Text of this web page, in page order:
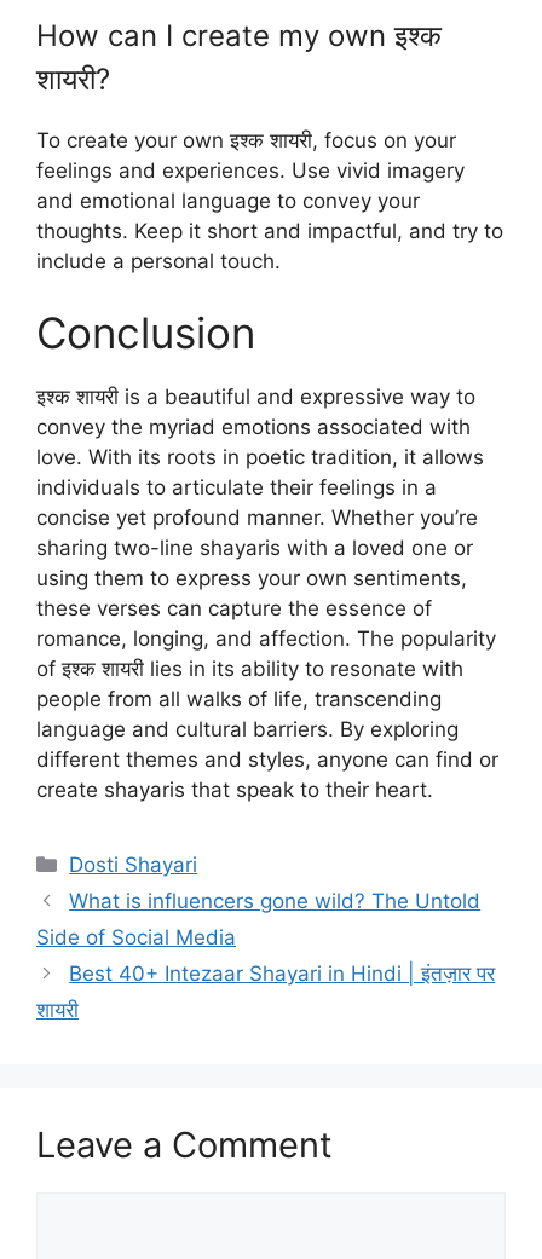
How can I create my own इश्क
शायरी?
To create your own इश्क शायरी, focus on your
feelings and experiences. Use vivid imagery
and emotional language to convey your
thoughts. Keep it short and impactful, and try to
include a personal touch.
Conclusion
इश्क शायरी is a beautiful and expressive way to
convey the myriad emotions associated with
love. With its roots in poetic tradition, it allows
individuals to articulate their feelings in a
concise yet profound manner. Whether you’re
sharing two-line shayaris with a loved one or
using them to express your own sentiments,
these verses can capture the essence of
romance, longing, and affection. The popularity
of इश्क शायरी lies in its ability to resonate with
people from all walks of life, transcending
language and cultural barriers. By exploring
different themes and styles, anyone can find or
create shayaris that speak to their heart.
Categories
Dosti Shayari
What is influencers gone wild? The Untold
Side of Social Media
Best 40+ Intezaar Shayari in Hindi | इंतज़ार पर
शायरी
Leave a Comment